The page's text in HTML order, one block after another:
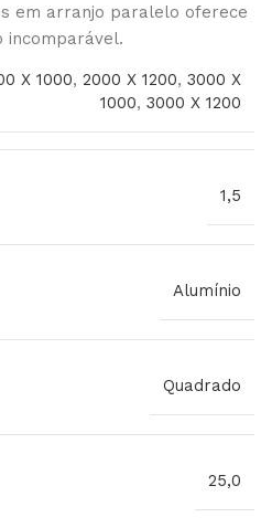
em arranjo paralelo oferece
incomparável.
X 1000,2000 X 1200,3000 X
1000,3000 X 1200
1,5
Alumínio
Quadrado
25,0